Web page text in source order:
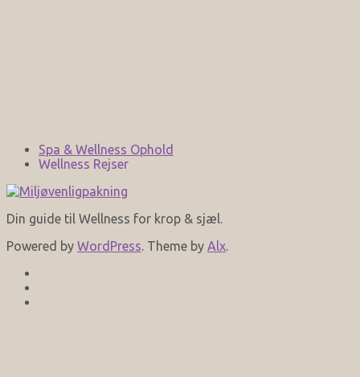
Spa & Wellness Ophold
Wellness Rejser
Din guide til Wellness for krop & sjæl.
Powered by WordPress. Theme by Alx.